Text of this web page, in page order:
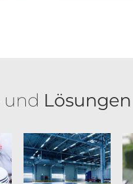
und Lösungen